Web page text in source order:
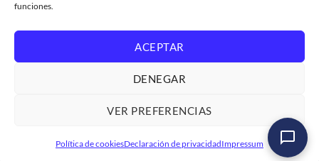
funciones.
ACEPTAR
DENEGAR
VER PREFERENCIAS
Política de cookiesDeclaración de privacidadImpressum
Express
Skrill
Western
SOPORTE DE VENTA
SOLICITUD DE FACTURACIÓN
CONDICIONES DE SERVICIO
Copyright 2026 ©Logali Group